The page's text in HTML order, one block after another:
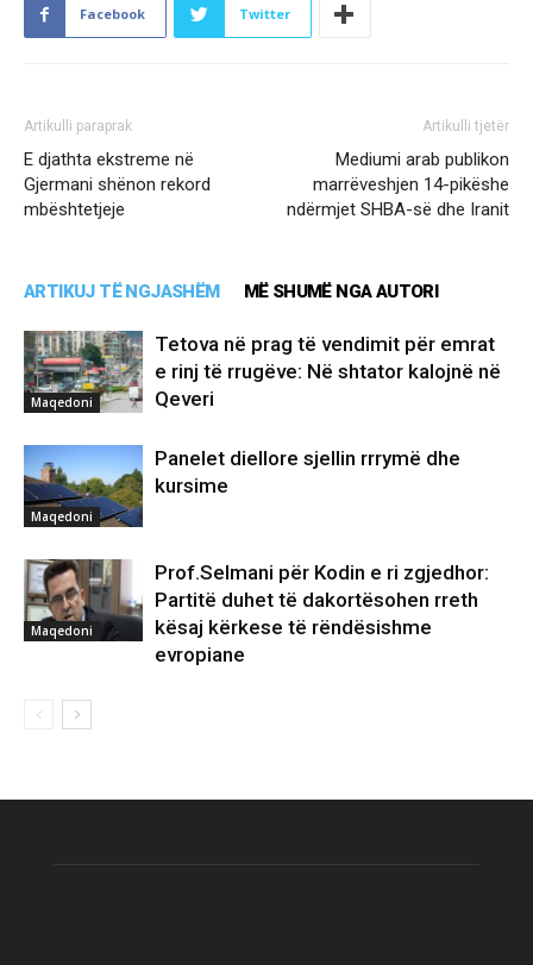
Facebook Twitter
Artikulli paraprak
E djathta ekstreme në
Gjermani shënon rekord
mbështetjeje
Artikulli tjetër
Mediumi arab publikon
marrëveshjen 14-pikëshe
ndërmjet SHBA-së dhe Iranit
ARTIKUJ TË NGJASHËM MË SHUMË NGA AUTORI
Maqedoni
Tetova në prag të vendimit për emrat
e rinj të rrugëve: Në shtator kalojnë në
Qeveri
Maqedoni
Panelet diellore sjellin rrrymë dhe
kursime
Maqedoni
Prof.Selmani për Kodin e ri zgjedhor:
Partitë duhet të dakortësohen rreth
kësaj kërkese të rëndësishme
evropiane